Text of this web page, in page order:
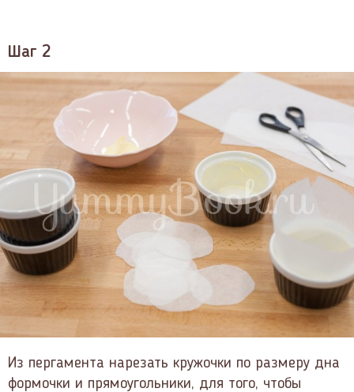
Шаг 2
Из пергамента нарезать кружочки по размеру дна
формочки и прямоугольники, для того, чтобы